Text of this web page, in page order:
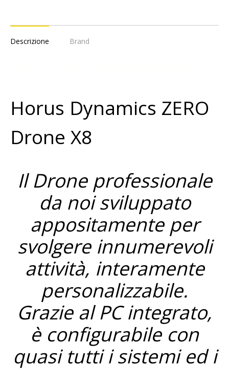
Descrizione Brand
Horus Dynamics ZERO
Drone X8
Il Drone professionale
da noi sviluppato
appositamente per
svolgere innumerevoli
attività, interamente
personalizzabile.
Grazie al PC integrato,
è configurabile con
quasi tutti i sistemi ed i